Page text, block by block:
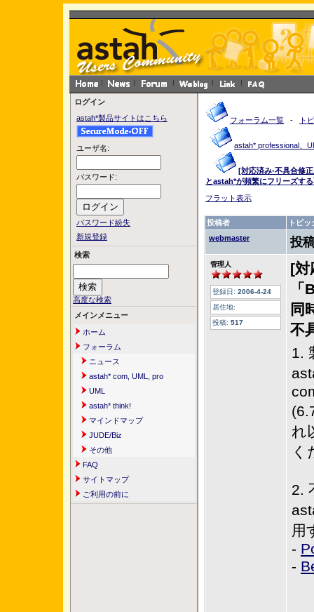
ログイン
astah*製品サイトはこちら
ユーザ名:
パスワード:
パスワード紛失
新規登録
検索
高度な検索
メインメニュー
ホーム
フォーラム
ニュース
astah* com, UML, pro
UML
astah* think!
マインドマップ
JUDE/Biz
その他
FAQ
サイトマップ
ご利用の前に
フォーラム一覧 - ト
astah* professional、
[対応済み-不具合修
とastah*が頻繁にフリーズす
フラット表示
投稿者
トピッ
webmaster
投
管理人
登録日: 2006-4-24
居住地:
投稿: 517
[対
同
不
1.
れ
く
2.
用
-
-